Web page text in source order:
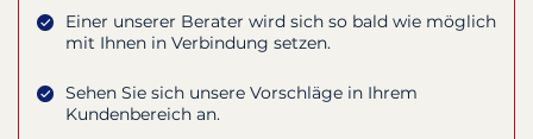
Einer unserer Berater wird sich so bald wie möglich
mit Ihnen in Verbindung setzen.
Sehen Sie sich unsere Vorschläge in Ihrem
Kundenbereich an.